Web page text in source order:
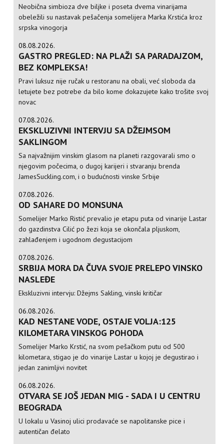
Neobična simbioza dve biljke i poseta dvema vinarijama
obeležili su nastavak pešačenja somelijera Marka Krstića kroz
srpska vinogorja
08.08.2026.
GASTRO PREGLED: NA PLAŽI SA PARADAJZOM,
BEZ KOMPLEKSA!
Pravi luksuz nije ručak u restoranu na obali, već sloboda da
letujete bez potrebe da bilo kome dokazujete kako trošite svoj
novac
07.08.2026.
EKSKLUZIVNI INTERVJU SA DŽEJMSOM
SAKLINGOM
Sa najvažnijim vinskim glasom na planeti razgovarali smo o
njegovim počecima, o dugoj karijeri i stvaranju brenda
JamesSuckling.com, i o budućnosti vinske Srbije
07.08.2026.
OD SAHARE DO MONSUNA
Somelijer Marko Ristić prevalio je etapu puta od vinarije Lastar
do gazdinstva Cilić po žezi koja se okončala pljuskom,
zahlađenjem i ugodnom degustacijom
07.08.2026.
SRBIJA MORA DA ČUVA SVOJE PRELEPO VINSKO
NASLEĐE
Ekskluzivni intervju: Džejms Sakling, vinski kritičar
06.08.2026.
KAD NESTANE VODE, OSTAJE VOLJA:125
KILOMETARA VINSKOG POHODA
Somelijer Marko Krstić, na svom pešačkom putu od 500
kilometara, stigao je do vinarije Lastar u kojoj je degustirao i
jedan zanimljivi novitet
06.08.2026.
OTVARA SE JOŠ JEDAN MIG - SADA I U CENTRU
BEOGRADA
U lokalu u Vasinoj ulici prodavaće se napolitanske pice i
autentičan đelato